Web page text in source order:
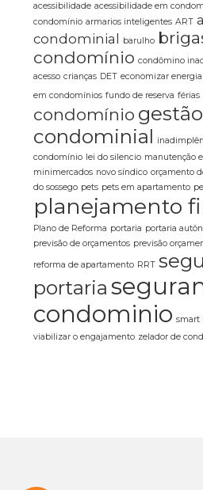
acessibilidade acessibilidade em
condomínio armarios inteligentes ART
condominial
barulho
condomínio condômino
acesso crianças DET economizar
em condomínios fundo de reserva férias
condomínio gestão
condominial
condomínio lei do silencio manutenção
minimercados novo síndico orçamento
do sossego pets pets em apartamento
planejamento
Plano de Reforma portaria portaria
previsão de orçamentos previsão
reforma de apartamento RRT
portaria
condominio smart
viabilizar o engajamento zelador de